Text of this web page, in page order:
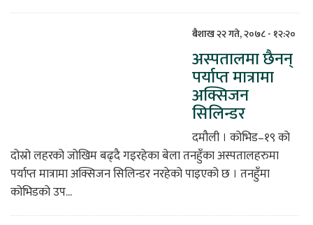
बैशाख २२ गते, २०७८ - १२:२०
अस्पतालमा छैनन्
पर्याप्त मात्रामा
अक्सिजन
सिलिन्डर
दमौली । कोभिड–१९ को
दोस्रो लहरको जोखिम बढ्दै गइरहेका बेला तनहुँका अस्पतालहरुमा
पर्याप्त मात्रामा अक्सिजन सिलिन्डर नरहेको पाइएको छ । तनहुँमा
कोभिडको उप...